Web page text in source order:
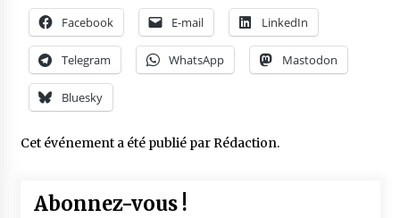
Facebook E-mail LinkedIn
Telegram WhatsApp Mastodon
Bluesky
Cet événement a été publié parRédaction.
Abonnez-vous !